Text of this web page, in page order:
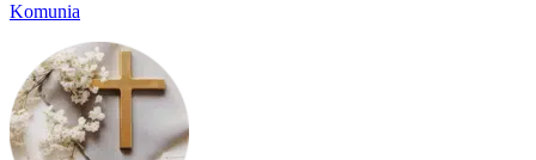
Komunia